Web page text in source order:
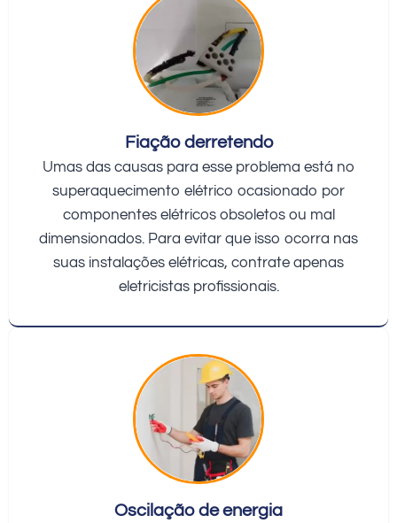
Fiação derretendo
Umas das causas para esse problema está no
superaquecimento elétrico ocasionado por
componentes elétricos obsoletos ou mal
dimensionados. Para evitar que isso ocorra nas
suas instalações elétricas, contrate apenas
eletricistas profissionais.
Oscilação de energia